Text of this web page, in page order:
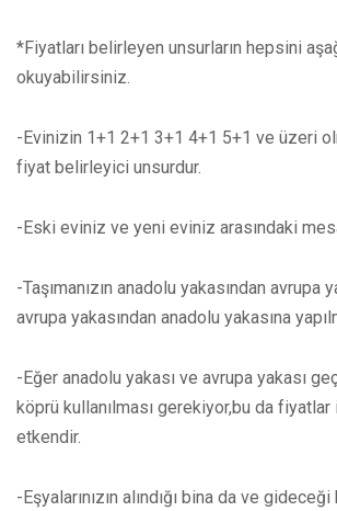
*Fiyatları belirleyen unsurların hepsini
okuyabilirsiniz.
-Evinizin 1+1 2+1 3+1 4+1 5+1 ve üzeri
fiyat belirleyici unsurdur.
-Eski eviniz ve yeni eviniz arasındaki
-Taşımanızın anadolu yakasından avrupa
avrupa yakasından anadolu yakasına
-Eğer anadolu yakası ve avrupa yakası
köprü kullanılması gerekiyor,bu da fiyatlar
etkendir.
-Eşyalarınızın alındığı bina da ve